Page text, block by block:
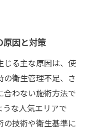
原因と対策
じる主な原因は、使
衛生管理不足、さ
合わない施術方法で
な人気エリアで
の技術や衛生基準に